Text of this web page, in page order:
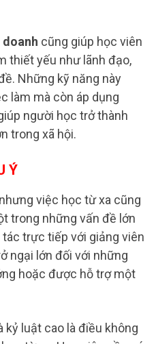
cũng giúp học viên
thiết yếu như lãnh đạo,
Những kỹ năng này
làm mà còn áp dụng
người học trở thành
trong xã hội.
Ý
việc học từ xa cũng
trong những vấn đề lớn
trực tiếp với giảng viên
ngại lớn đối với những
hoặc được hỗ trợ một
kỷ luật cao là điều không